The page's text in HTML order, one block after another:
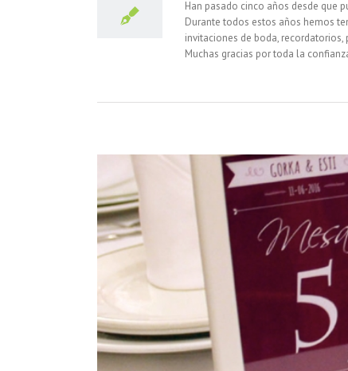
Han pasado cinco años desde que
Durante todos estos años hemos
invitaciones de boda,
Muchas gracias por toda la